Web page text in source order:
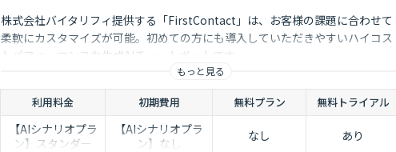
株式会社バイタリフィ提供する「FirstContact」は、お客様の課題に合わせて
柔軟にカスタマイズが可能。初めての方にも導入していただきやすいハイコス
トパフォーマンスな生成AIチャットボットです。
もっと見る
利用料金 初期費用 無料プラン 無料トライアル
【AIシナリオプラ
ン】スタンダー
【AIシナリオプラ
ン】なし
なし あり